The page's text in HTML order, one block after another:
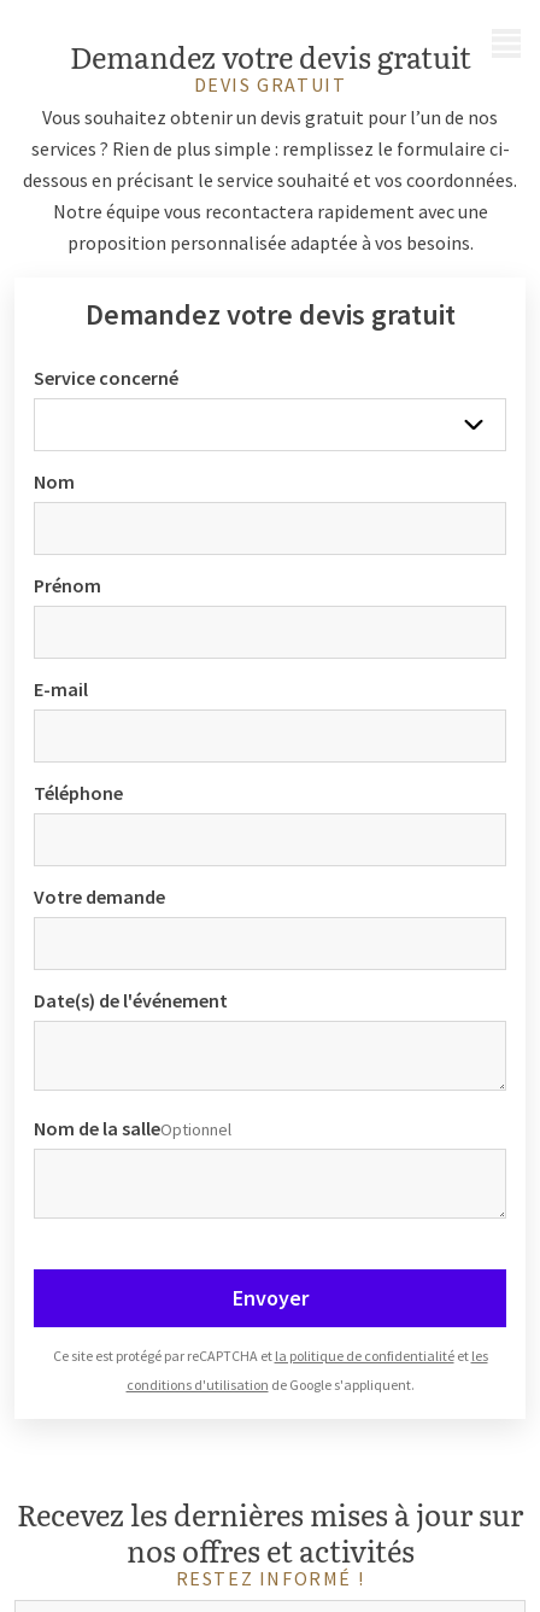
Demandez votre devis gratuit
DEVIS GRATUIT
Vous souhaitez obtenir un devis gratuit pour l’un de nos
services ? Rien de plus simple : remplissez le formulaire ci-
dessous en précisant le service souhaité et vos coordonnées.
Notre équipe vous recontactera rapidement avec une
proposition personnalisée adaptée à vos besoins.
Demandez votre devis gratuit
Service concerné
Nom
Prénom
E-mail
Téléphone
Votre demande
Date(s) de l'événement
Nom de la salleOptionnel
Envoyer
Ce site est protégé par reCAPTCHA et la politique de confidentialitéet les
conditions d'utilisation de Google s'appliquent.
Recevez les dernières mises à jour sur
nos offres et activités
RESTEZ INFORMÉ !